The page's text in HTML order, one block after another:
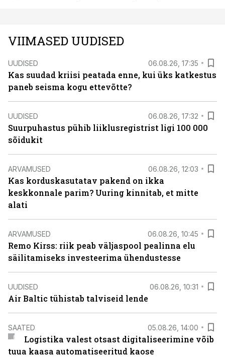
VIIMASED UUDISED
UUDISED 06.08.26, 17:35
Kas suudad kriisi peatada enne, kui üks katkestus
paneb seisma kogu ettevõtte?
UUDISED 06.08.26, 17:32
Suurpuhastus pühib liiklusregistrist ligi 100 000
sõidukit
ARVAMUSED 06.08.26, 12:03
Kas korduskasutatav pakend on ikka
keskkonnale parim? Uuring kinnitab, et mitte
alati
ARVAMUSED 06.08.26, 10:45
Remo Kirss: riik peab väljaspool pealinna elu
säilitamiseks investeerima ühendustesse
UUDISED 06.08.26, 10:31
Air Baltic tühistab talviseid lende
SAATED 05.08.26, 14:00
Logistika valest otsast digitaliseerimine võib
tuua kaasa automatiseeritud kaose